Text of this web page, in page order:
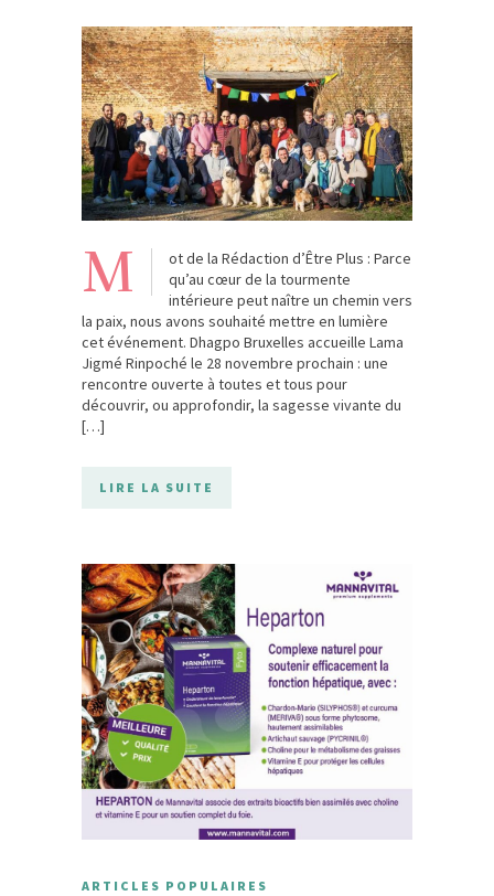
M
ot de la Rédaction d’Être Plus : Parce
qu’au cœur de la tourmente
intérieure peut naître un chemin vers
la paix, nous avons souhaité mettre en lumière
cet événement. Dhagpo Bruxelles accueille Lama
Jigmé Rinpoché le 28 novembre prochain : une
rencontre ouverte à toutes et tous pour
découvrir, ou approfondir, la sagesse vivante du
[…]
LIRE LA SUITE
ARTICLES POPULAIRES